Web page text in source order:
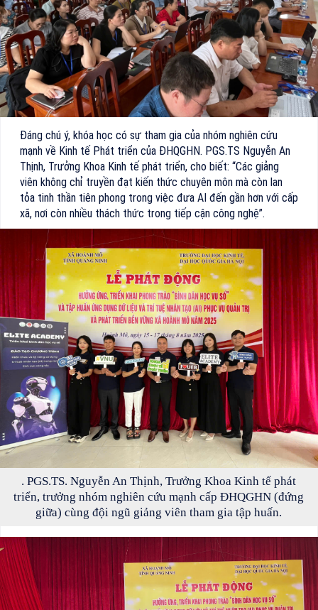
Đáng chú ý, khóa học có sự tham gia của nhóm nghiên cứu
mạnh về Kinh tế Phát triển của ĐHQGHN. PGS.TS Nguyễn An
Thịnh, Trưởng Khoa Kinh tế phát triển, cho biết: “Các giảng
viên không chỉ truyền đạt kiến thức chuyên môn mà còn lan
tỏa tinh thần tiên phong trong việc đưa AI đến gần hơn với cấp
xã, nơi còn nhiều thách thức trong tiếp cận công nghệ”.
. PGS.TS. Nguyễn An Thịnh, Trưởng Khoa Kinh tế phát
triển, trưởng nhóm nghiên cứu mạnh cấp ĐHQGHN (đứng
giữa) cùng đội ngũ giảng viên tham gia tập huấn.